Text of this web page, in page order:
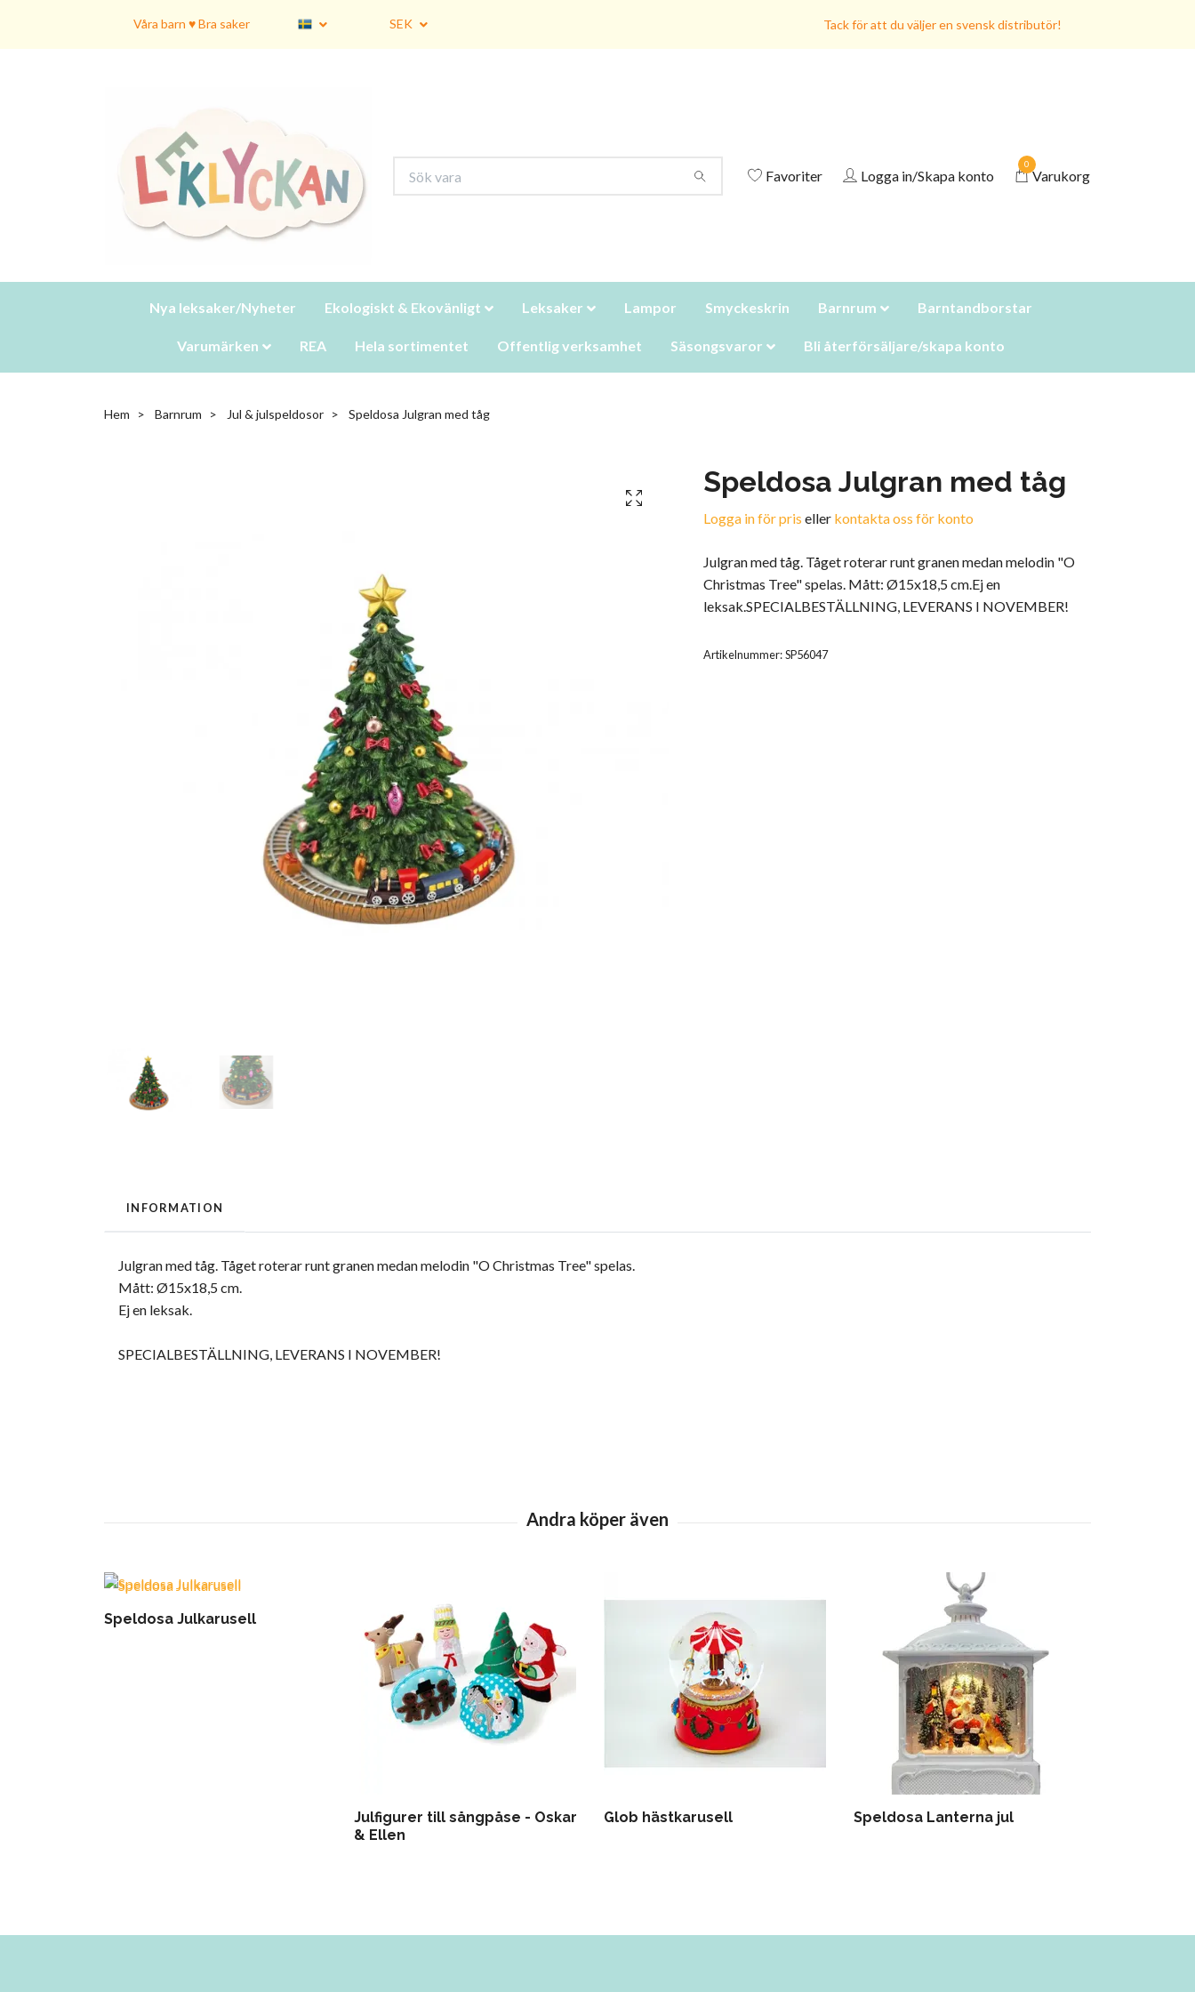
Våra barn ♥ Bra saker SEK Tack för att du väljer en svensk distributör!
Favoriter Logga in/Skapa konto
0
Varukorg
Nya leksaker/Nyheter Ekologiskt & Ekovänligt Leksaker Lampor Smyckeskrin Barnrum Barntandborstar
Varumärken REA Hela sortimentet Offentlig verksamhet Säsongsvaror Bli återförsäljare/skapa konto
Hem Barnrum Jul & julspeldosor Speldosa Julgran med tåg
Speldosa Julgran med tåg
Logga in för pris eller kontakta oss för konto
Julgran med tåg. Tåget roterar runt granen medan melodin "O
Christmas Tree" spelas. Mått: Ø15x18,5 cm.Ej en
leksak.SPECIALBESTÄLLNING, LEVERANS I NOVEMBER!
Artikelnummer:SP56047
INFORMATION
Julgran med tåg. Tåget roterar runt granen medan melodin "O Christmas Tree" spelas.
Mått: Ø15x18,5 cm.
Ej en leksak.
SPECIALBESTÄLLNING, LEVERANS I NOVEMBER!
Speldosa Julkarusell
Julfigurer till sångpåse - Oskar
& Ellen
Glob hästkarusell Speldosa Lanterna jul